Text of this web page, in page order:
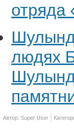
отряда
людях
Автор: Super User